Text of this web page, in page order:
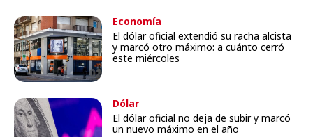
Economía
El dólar oficial extendió su racha alcista
y marcó otro máximo: a cuánto cerró
este miércoles
Dólar
El dólar oficial no deja de subir y marcó
un nuevo máximo en el año